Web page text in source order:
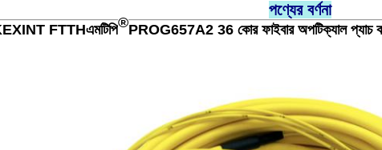
পণ্যের বর্ণনা
FTTHএমটিপি®PROG657A2 36 কোর ফাইবার অপটিক্যাল